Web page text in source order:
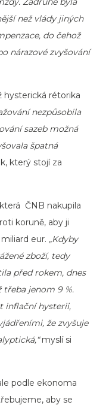
než vlády jiných
do čehož
nárazové zvyšování
hysterická rétorika
nezpůsobila
sazeb možná
špatná
který stojí za
ČNB nakupila
koruně, aby ji
eur. „Kdyby
zboží, tedy
před rokem, dnes
třeba jenom 9 %.
inflační hysterii,
že zvyšuje
myslí si
podle ekonoma
aby se